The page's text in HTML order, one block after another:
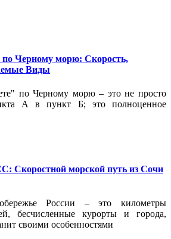
Черному морю: Скорость,
Виды
по Черному морю – это не просто
А в пункт Б; это полноценное
морской путь из Сочи
России – это километры
бесчисленные курорты и города,
своими особенностями